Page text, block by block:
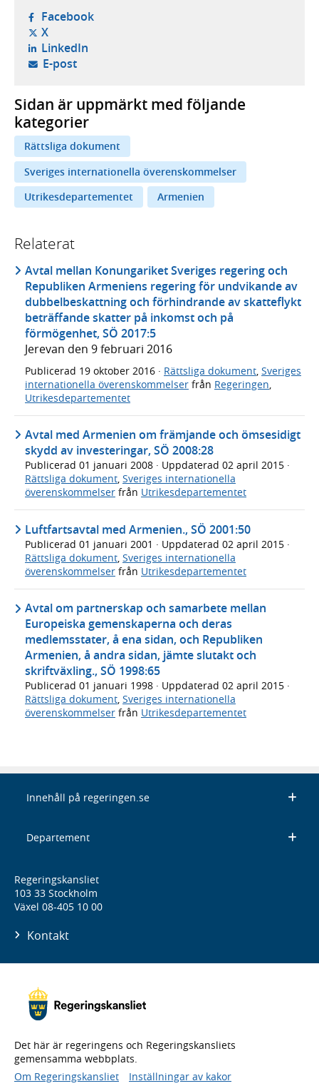
Facebook- öppnas i ny flik, extern webbplats,
X- öppnas i ny flik, extern webbplats,
LinkedIn- öppnas i ny flik, extern webbplats,
E-post- öppnar din e-postklient,
Sidan är uppmärkt med följande
kategorier
Rättsliga dokument
Sveriges internationella överenskommelser
Utrikesdepartementet
Armenien
Relaterat
Avtal mellan Konungariket Sveriges regering och
Republiken Armeniens regering för undvikande av
dubbelbeskattning och förhindrande av skatteflykt
beträffande skatter på inkomst och på
förmögenhet, SÖ 2017:5
Jerevan den 9 februari 2016
Publicerad 19 oktober 2016 · Rättsliga dokument Sveriges
internationella överenskommelser från Regeringen
Utrikesdepartementet
Avtal med Armenien om främjande och ömsesidigt
skydd av investeringar, SÖ 2008:28
Publicerad 01 januari 2008 · Uppdaterad 02 april 2015 ·
Rättsliga dokument, Sveriges internationella
överenskommelser från Utrikesdepartementet
Luftfartsavtal med Armenien., SÖ 2001:50
Publicerad 01 januari 2001 · Uppdaterad 02 april 2015 ·
Rättsliga dokument, Sveriges internationella
överenskommelser från Utrikesdepartementet
Avtal om partnerskap och samarbete mellan
Europeiska gemenskaperna och deras
medlemsstater, å ena sidan, och Republiken
Armenien, å andra sidan, jämte slutakt och
skriftväxling., SÖ 1998:65
Publicerad 01 januari 1998 · Uppdaterad 02 april 2015 ·
Rättsliga dokument, Sveriges internationella
överenskommelser från Utrikesdepartementet
Innehåll på regeringen.se
Departement
Regeringskansliet
103 33 Stockholm
Växel 08-405 10 00
Kontakt
Det här är regeringens och Regeringskansliets
gemensamma webbplats.
Om Regeringskansliet
Inställningar av kakor